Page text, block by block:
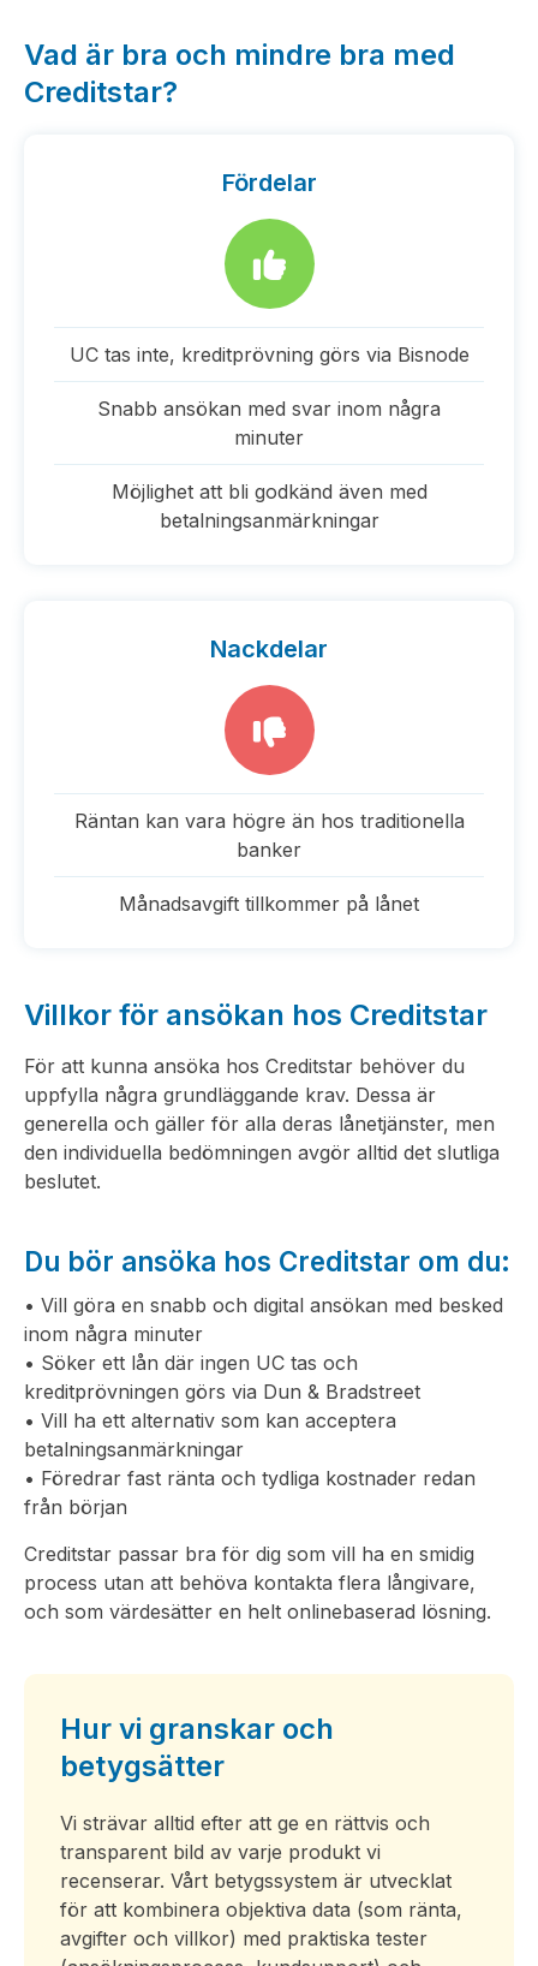
Vad är bra och mindre bra med
Creditstar?
Fördelar
UC tas inte, kreditprövning görs via Bisnode
Snabb ansökan med svar inom några
minuter
Möjlighet att bli godkänd även med
betalningsanmärkningar
Nackdelar
Räntan kan vara högre än hos traditionella
banker
Månadsavgift tillkommer på lånet
Villkor för ansökan hos Creditstar
För att kunna ansöka hos Creditstar behöver du
uppfylla några grundläggande krav. Dessa är
generella och gäller för alla deras lånetjänster, men
den individuella bedömningen avgör alltid det slutliga
beslutet.
Du bör ansöka hos Creditstar om du:
• Vill göra en snabb och digital ansökan med besked
inom några minuter
• Söker ett lån där ingen UC tas och
kreditprövningen görs via Dun & Bradstreet
• Vill ha ett alternativ som kan acceptera
betalningsanmärkningar
• Föredrar fast ränta och tydliga kostnader redan
från början
Creditstar passar bra för dig som vill ha en smidig
process utan att behöva kontakta flera långivare,
och som värdesätter en helt onlinebaserad lösning.
Hur vi granskar och
betygsätter
Vi strävar alltid efter att ge en rättvis och
transparent bild av varje produkt vi
recenserar. Vårt betygssystem är utvecklat
för att kombinera objektiva data (som ränta,
avgifter och villkor) med praktiska tester